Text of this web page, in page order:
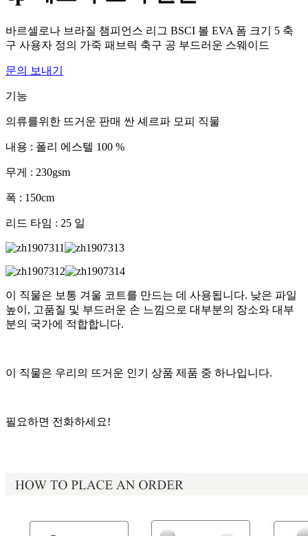
바르셀로나 브라질 챔피언스 리그 BSCI 볼 EVA 폼 크기 5 축
구 사용자 정의 가죽 패브릭 축구 공 부드러운 스웨이드
문의 보내기
기능
의류를위한 뜨거운 판매 싼 셰르파 모피 직물
내용 : 폴리 에스텔 100 %
무게 : 230gsm
폭 : 150cm
리드 타임 : 25 일
이 직물은 보통 겨울 코트를 만드는 데 사용됩니다. 낮은 파일
높이, 고품질 및 부드러운 손 느낌으로 대부분의 장소와 대부
분의 국가에 적합합니다.
이 직물은 우리의 뜨거운 인기 상품 제품 중 하나입니다.
필요하면 전화하세요!